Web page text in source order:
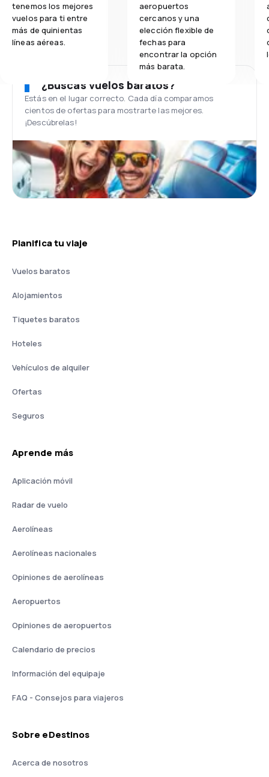
tenemos los mejores
vuelos para ti entre
más de quinientas
líneas aéreas.
aeropuertos
cercanos y una
elección flexible de
fechas para
encontrar la opción
más barata.
¿Buscas vuelos baratos?
Estás en el lugar correcto. Cada día comparamos
cientos de ofertas para mostrarte las mejores.
¡Descúbrelas!
Planifica tu viaje
Vuelos baratos
Alojamientos
Tiquetes baratos
Hoteles
Vehículos de alquiler
Ofertas
Seguros
Aprende más
Aplicación móvil
Radar de vuelo
Aerolíneas
Aerolíneas nacionales
Opiniones de aerolíneas
Aeropuertos
Opiniones de aeropuertos
Calendario de precios
Información del equipaje
FAQ - Consejos para viajeros
Sobre eDestinos
Acerca de nosotros